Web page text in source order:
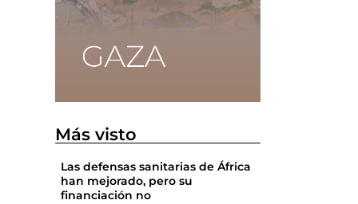
Más visto
Las defensas sanitarias de África
han mejorado, pero su
financiación no